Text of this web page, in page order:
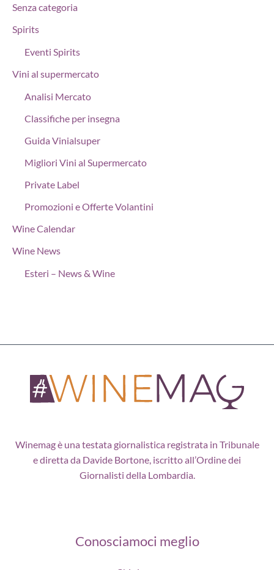
Senza categoria
Spirits
Eventi Spirits
Vini al supermercato
Analisi Mercato
Classifiche per insegna
Guida Vinialsuper
Migliori Vini al Supermercato
Private Label
Promozioni e Offerte Volantini
Wine Calendar
Wine News
Esteri – News & Wine
Winemag è una testata giornalistica registrata in Tribunale
e diretta da Davide Bortone, iscritto all’Ordine dei
Giornalisti della Lombardia.
Conosciamoci meglio